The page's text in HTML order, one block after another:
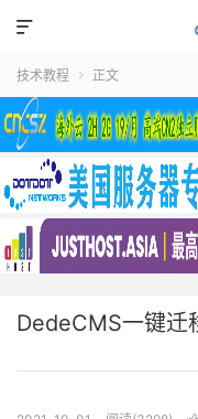

技术教程  正文
DedeCMS一键迁